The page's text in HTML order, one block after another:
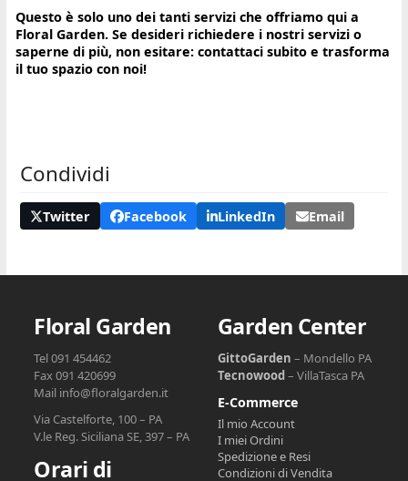
Questo è solo uno dei tanti servizi che offriamo qui a
Floral Garden. Se desideri richiedere i nostri servizi o
saperne di più, non esitare: contattaci subito e trasforma
il tuo spazio con noi!
Condividi
Twitter Facebook LinkedIn Email
Floral Garden
Tel 091 454462
Fax 091 420699
Mail info@floralgarden.it
Via Castelforte, 100 – PA
V.le Reg. Siciliana SE, 397 – PA
Orari di
Garden Center
GittoGarden – Mondello PA
Tecnowood – VillaTasca PA
E-Commerce
Il mio Account
I miei Ordini
Spedizione e Resi
Condizioni di Vendita